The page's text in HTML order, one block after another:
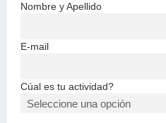
Nombre y Apellido
E-mail
Cúal es tu actividad?